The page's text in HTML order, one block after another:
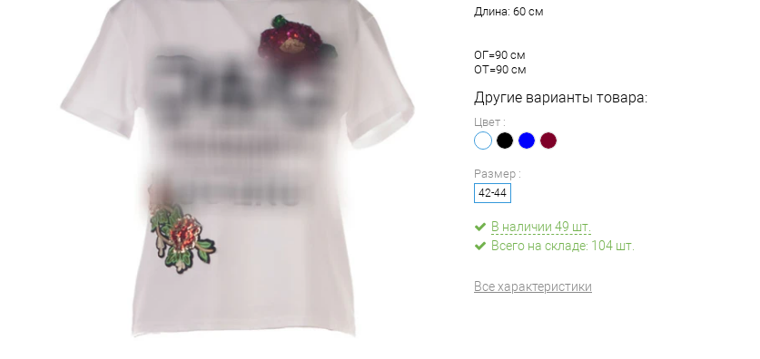
Длина: 60 см
ОГ=90 см
​ОТ=90 см
Другие варианты товара:
Цвет :
Размер :
42-44
В наличии 49 шт.
Всего на складе: 104 шт.
Все характеристики